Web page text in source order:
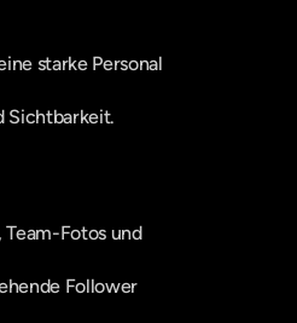
starke Personal
Sichtbarkeit.
Fotos und
Follower